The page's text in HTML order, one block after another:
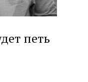
петь